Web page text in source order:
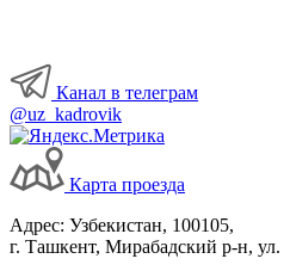
Канал в телеграм
@uz_kadrovik
Карта проезда
Адрес: Узбекистан, 100105,
г. Ташкент, Мирабадский р-н,